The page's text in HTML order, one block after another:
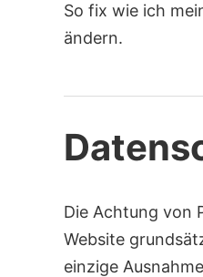
So fix wie ich
ändern.
Die Achtung von
Website
einzige